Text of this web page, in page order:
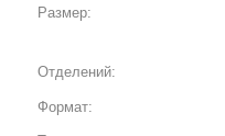
Размер:
Отделений:
Формат: